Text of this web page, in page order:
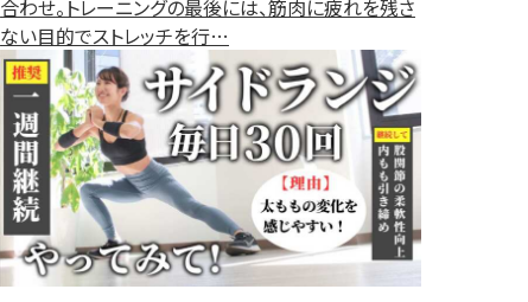
合わせ。トレーニングの最後には、筋肉に疲れを残さ
ない目的でストレッチを行…